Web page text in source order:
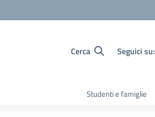
Cerca Seguici su:
Studenti e famiglie